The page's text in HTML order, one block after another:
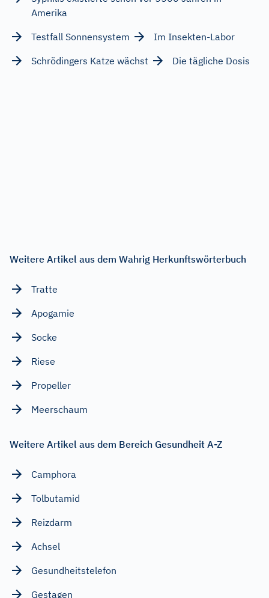
Amerika
Testfall Sonnensystem
Im Insekten-Labor
Schrödingers Katze wächst
Die tägliche Dosis
Weitere Artikel aus dem Wahrig Herkunftswörterbuch
Tratte
Apogamie
Socke
Riese
Propeller
Meerschaum
Weitere Artikel aus dem Bereich Gesundheit A-Z
Camphora
Tolbutamid
Reizdarm
Achsel
Gesundheitstelefon
Gestagen